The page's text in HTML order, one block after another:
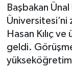
Başbakan
Hasan Kılıç
geldi.
TÜRKİYE